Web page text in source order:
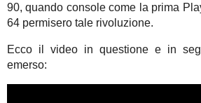
90, quando console come la prima
64 permisero tale rivoluzione.
Ecco il video in questione e in
emerso: